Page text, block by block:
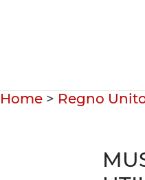
Home > Regno